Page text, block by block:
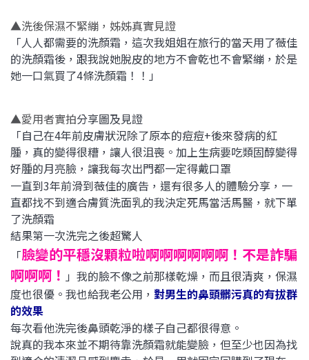
▲洗後保濕不緊繃，姊姊真實見證
「人人都需要的洗顏霜，這次我姐姐在旅行的當天用了薇佳
的洗顏霜後，跟我說她脫皮的地方不會乾也不會緊繃，於是
她一口氣買了4條洗顏霜！！」
▲愛用者實拍分享圖及見證
「自己在4年前皮膚狀況除了原本的痘痘+後來發病的紅
腫，真的變得很糟，讓人很沮喪。加上生病要吃類固醇變得
好腫的月亮臉，讓我每次出門都一定得戴口罩
一直到3年前滑到薇佳的廣告，還有很多人的體驗分享，一
直都找不到適合膚質洗面乳的我決定死馬當活馬醫，就下單
了洗顏霜
結果第一次洗完之後超驚人
「臉變的平穩沒顆粒啦啊啊啊啊啊啊！不是詐騙
啊啊啊！ 」我的臉不像之前那樣乾燥，而且很清爽，保濕
度也很優。我也給我老公用， 對男生的鼻頭髒污真的有拔群
的效果
每次看他洗完後鼻頭乾淨的樣子自己都很得意。
說真的我本來並不期待靠洗顏霜就能變臉，但至少也因為找